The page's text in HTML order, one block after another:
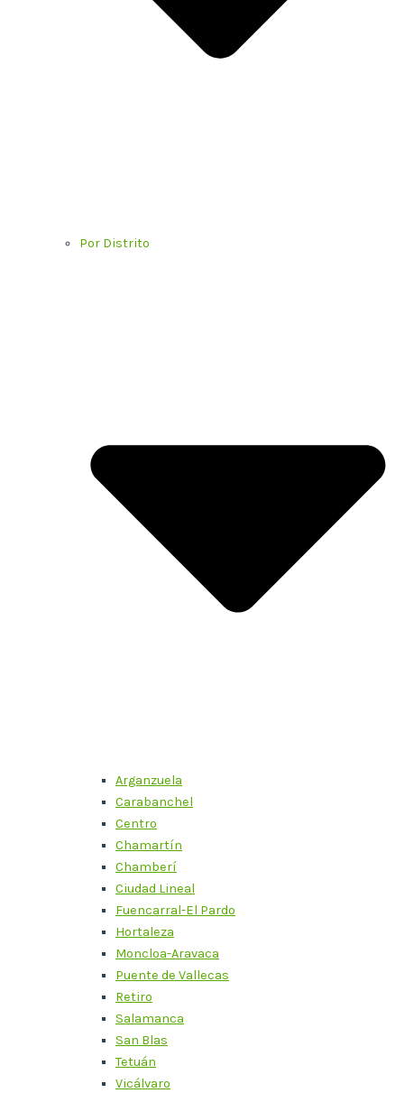
Por Distrito
Arganzuela
Carabanchel
Centro
Chamartín
Chamberí
Ciudad Lineal
Fuencarral-El Pardo
Hortaleza
Moncloa-Aravaca
Puente de Vallecas
Retiro
Salamanca
San Blas
Tetuán
Vicálvaro